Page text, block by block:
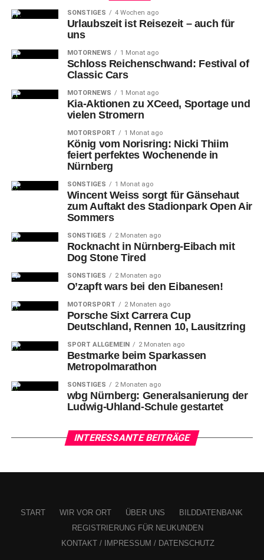
UP NEXT
Neues Impfzentrum im Nürnberger City-Point
Stadt Nürnberg nutzt künftig Luca-App
SONSTIGES 4 Wochen ago
Urlaubszeit ist Reisezeit – auch für
uns
MOTORNEWS 1 Monat ago
Schloss Reichenschwand: Festival of
Classic Cars
MOTORNEWS 1 Monat ago
Kia-Aktionen zu XCeed, Sportage und
vielen Stromern
MOTORSPORT 1 Monat ago
König vom Norisring: Nicki Thiim
feiert perfektes Wochenende in
Nürnberg
SONSTIGES 1 Monat ago
Wincent Weiss sorgt für Gänsehaut
zum Auftakt des Stadionpark Open Air
Sommers
SONSTIGES 2 Monaten ago
Rocknacht in Nürnberg-Eibach mit
Dog Stone Tired
SONSTIGES 2 Monaten ago
O’zapft wars bei den Eibanesen!
MOTORSPORT 2 Monaten ago
Porsche Sixt Carrera Cup
Deutschland, Rennen 10, Lausitzring
SPORT ALLGEMEIN 2 Monaten ago
Bestmarke beim Sparkassen
Metropolmarathon
SONSTIGES 2 Monaten ago
wbg Nürnberg: Generalsanierung der
Ludwig-Uhland-Schule gestartet
INTERESSANTE BEITRÄGE
START WIR VOR ORT ÜBER UNS
BILDDATENBANK
REGISTRIERUNG FÜR NEUKUNDEN
KONTAKT / IMPRESSUM / DATENSCHUTZ